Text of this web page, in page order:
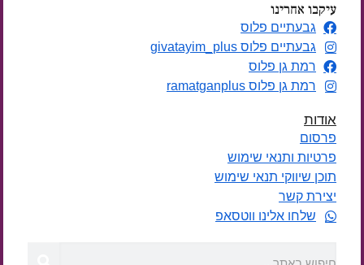
עיקבו אחרינו
גבעתיים פלוס
גבעתיים פלוס givatayim_plus
רמת גן פלוס
רמת גן פלוס ramatganplus
אודות
פרסום
פרטיות ותנאי שימוש
תוכן שיווקי תנאי שימוש
יצירת קשר
שלחו אלינו ווטסאפ